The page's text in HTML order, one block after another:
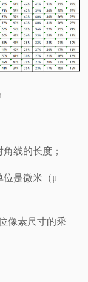
线的长度；
位是微米（μ
像素尺寸的乘